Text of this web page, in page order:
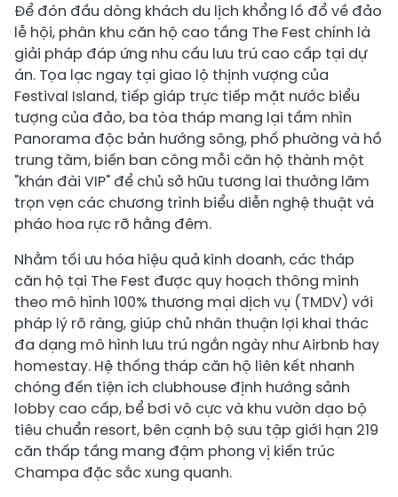
Để đón đầu dòng khách du lịch khổng lồ đổ về đảo
lễ hội, phân khu căn hộ cao tầng The Fest chính là
giải pháp đáp ứng nhu cầu lưu trú cao cấp tại dự
án. Tọa lạc ngay tại giao lộ thịnh vượng của
Festival Island, tiếp giáp trực tiếp mặt nước biểu
tượng của đảo, ba tòa tháp mang lại tầm nhìn
Panorama độc bản hướng sông, phố phường và hồ
trung tâm, biến ban công mỗi căn hộ thành một
"khán đài VIP" để chủ sở hữu tương lai thưởng lãm
trọn vẹn các chương trình biểu diễn nghệ thuật và
pháo hoa rực rỡ hằng đêm.
Nhằm tối ưu hóa hiệu quả kinh doanh, các tháp
căn hộ tại The Fest được quy hoạch thông minh
theo mô hình 100% thương mại dịch vụ (TMDV) với
pháp lý rõ ràng, giúp chủ nhân thuận lợi khai thác
đa dạng mô hình lưu trú ngắn ngày như Airbnb hay
homestay. Hệ thống tháp căn hộ liên kết nhanh
chóng đến tiện ích clubhouse định hướng sảnh
lobby cao cấp, bể bơi vô cực và khu vườn dạo bộ
tiêu chuẩn resort, bên cạnh bộ sưu tập giới hạn 219
căn thấp tầng mang đậm phong vị kiến trúc
Champa đặc sắc xung quanh.